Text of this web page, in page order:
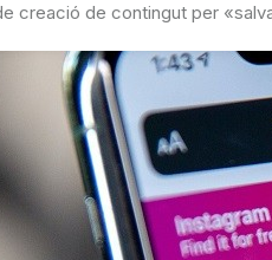
creació de contingut per